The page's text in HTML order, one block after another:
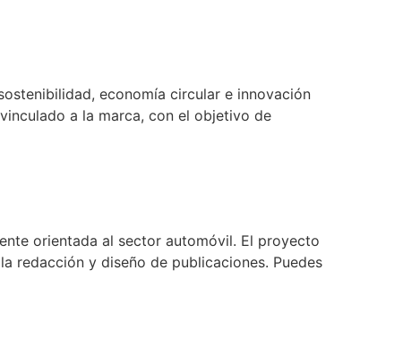
economía circular e innovación
a la marca, con el objetivo de
orientada al sector automóvil. El proyecto
redacción y diseño de publicaciones. Puedes